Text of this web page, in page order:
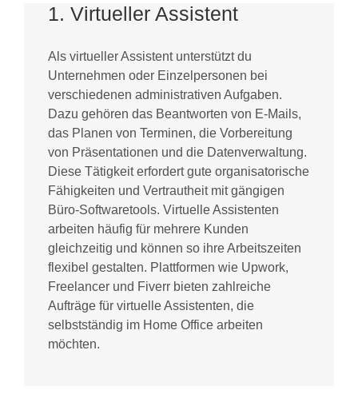
1. Virtueller Assistent
Als virtueller Assistent unterstützt du
Unternehmen oder Einzelpersonen bei
verschiedenen administrativen Aufgaben.
Dazu gehören das Beantworten von E-Mails,
das Planen von Terminen, die Vorbereitung
von Präsentationen und die Datenverwaltung.
Diese Tätigkeit erfordert gute organisatorische
Fähigkeiten und Vertrautheit mit gängigen
Büro-Softwaretools. Virtuelle Assistenten
arbeiten häufig für mehrere Kunden
gleichzeitig und können so ihre Arbeitszeiten
flexibel gestalten. Plattformen wie Upwork,
Freelancer und Fiverr bieten zahlreiche
Aufträge für virtuelle Assistenten, die
selbstständig im Home Office arbeiten
möchten.